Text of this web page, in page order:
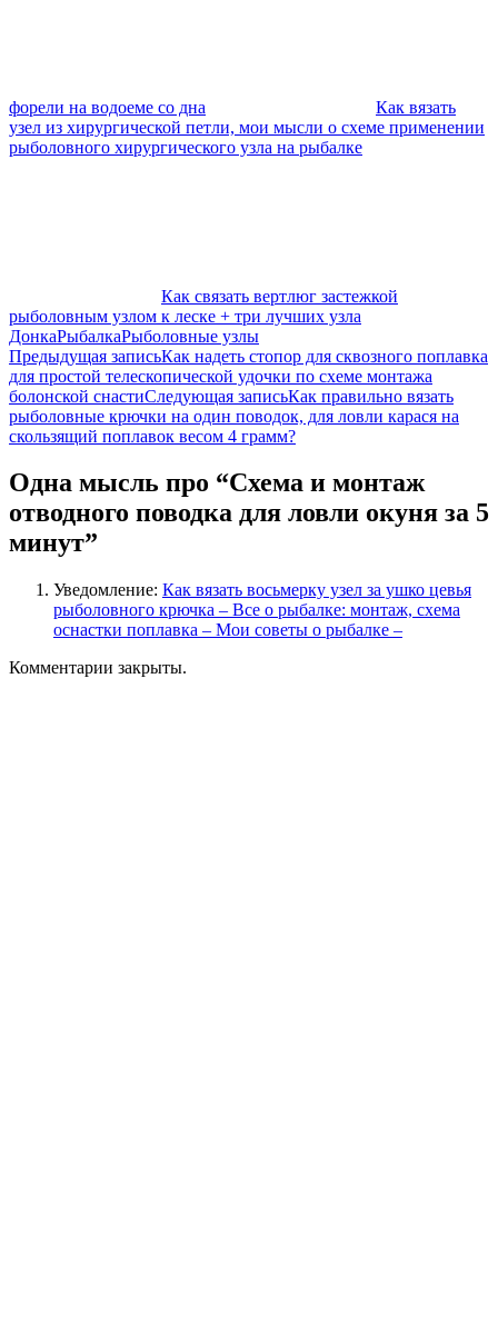
форели на водоеме со дна
Как вязать
узел из хирургической петли, мои мысли о схеме применении
рыболовного хирургического узла на рыбалке
Как связать вертлюг застежкой
рыболовным узлом к леске + три лучших узла
ДонкаРыбалкаРыболовные узлы
Навигация
по
записям
Предыдущая записьКак надеть стопор для сквозного поплавка
для простой телескопической удочки по схеме монтажа
болонской снастиСледующая записьКак правильно вязать
рыболовные крючки на один поводок, для ловли карася на
скользящий поплавок весом 4 грамм?
Одна мысль про “Схема и монтаж
отводного поводка для ловли окуня за 5
минут”
Уведомление: Как вязать восьмерку узел за ушко цевья
рыболовного крючка – Все о рыбалке: монтаж, схема
оснастки поплавка – Мои советы о рыбалке –
Комментарии закрыты.